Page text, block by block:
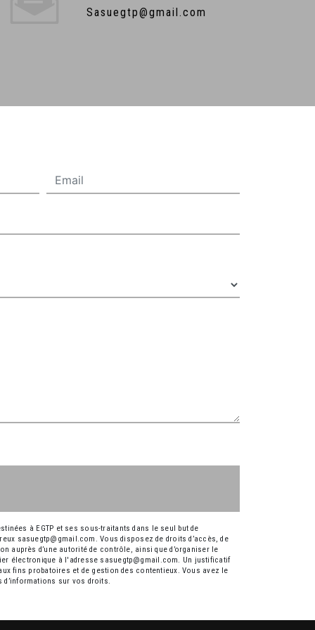
sasuegtp@gmail.com
à EGTP et ses sous-traitants dans le seul but de
sasuegtp@gmail.com. Vous disposez de droits d’accès, de
auprès d’une autorité de contrôle, ainsi que d’organiser le
électronique à l'adresse sasuegtp@gmail.com. Un justificatif
fins probatoires et de gestion des contentieux. Vous avez le
sur vos droits.